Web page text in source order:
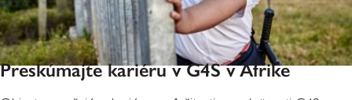
Preskúmajte kariéru v G4S v Afrike